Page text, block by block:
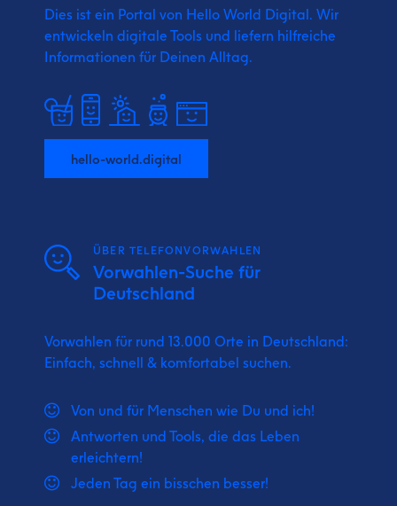
Dies ist ein Portal von Hello World Digital. Wir
entwickeln digitale Tools und liefern hilfreiche
Informationen für Deinen Alltag.
hello-world.digital
ÜBER TELEFONVORWAHLEN
Vorwahlen-Suche für
Deutschland
Vorwahlen für rund 13.000 Orte in Deutschland:
Einfach, schnell & komfortabel suchen.
Von und für Menschen wie Du und ich!
Antworten und Tools, die das Leben
erleichtern!
Jeden Tag ein bisschen besser!